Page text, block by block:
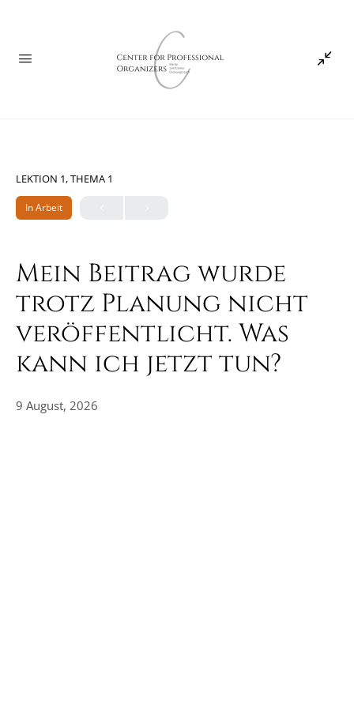
LEKTION 1, THEMA 1
In Arbeit
Mein Beitrag wurde
trotz Planung nicht
veröffentlicht. Was
kann ich jetzt tun?
9 August, 2026